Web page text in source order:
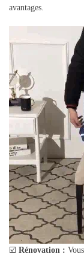
avantages.
☑️ Rénovation :